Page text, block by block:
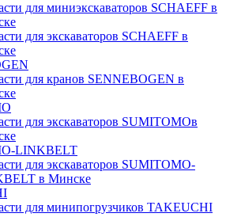
для миниэкскаваторов SCHAEFF в
для экскаваторов SCHAEFF в
для кранов SENNEBOGEN в
для экскаваторов SUMITOMOв
LINKBELT
для экскаваторов SUMITOMO-
в Минске
для минипогрузчиков TAKEUCHI